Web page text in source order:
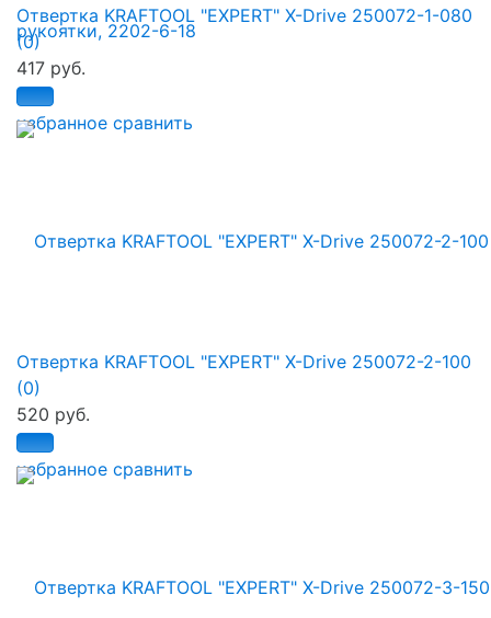
избранное сравнить
Отвертка KRAFTOOL "EXPERT" X-Drive 250072-1-080
(0)
417 руб.
избранное сравнить
Отвертка KRAFTOOL "EXPERT" X-Drive 250072-2-100
(0)
520 руб.